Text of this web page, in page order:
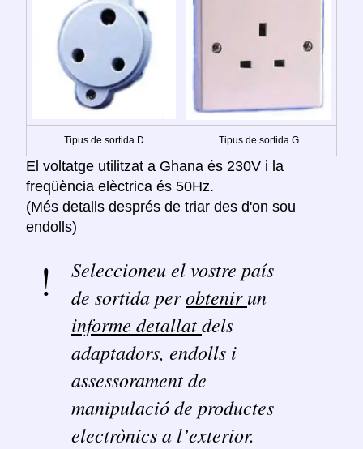
Tipus de sortida D Tipus de sortida G
El voltatge utilitzat a Ghana és 230V i la
freqüència elèctrica és 50Hz.
(Més detalls després de triar des d'on sou
endolls)
Seleccioneu el vostre país
de sortida perobtenirun
informe detallatdels
adaptadors, endolls i
assessorament de
manipulació de productes
electrònics a l’exterior.